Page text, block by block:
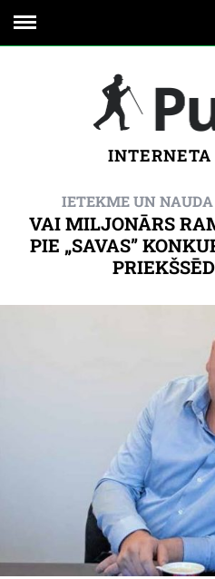
IETEKME UN NAUDA
VAI MILJONĀRS
PIE „SAVAS”